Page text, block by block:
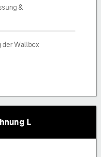
&
der Wallbox
L